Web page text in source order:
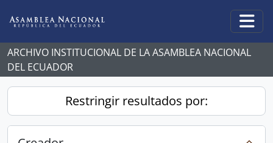
ARCHIVO INSTITUCIONAL DE LA ASAMBLEA NACIONAL
DEL ECUADOR
Restringir resultados por: